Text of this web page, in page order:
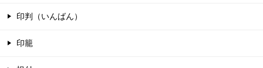
印判（いんばん）
印籠